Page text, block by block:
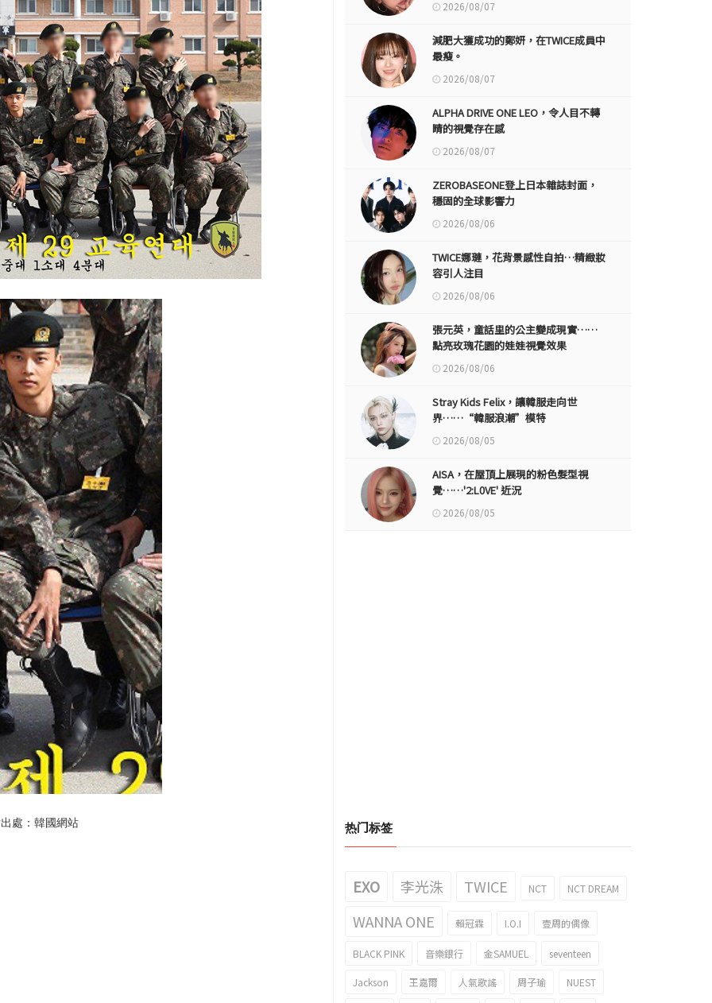
處：韓國網站
2026/08/07
減肥大獲成功的鄭妍，在TWICE成員中
最瘦。
2026/08/07
ALPHA DRIVE ONE LEO，令人目不轉
睛的視覺存在感
2026/08/07
ZEROBASEONE登上日本雜誌封面，
穩固的全球影響力
2026/08/06
TWICE娜璉，花背景感性自拍…精緻妝
容引人注目
2026/08/06
張元英，童話里的公主變成現實……
點亮玫瑰花園的娃娃視覺效果
2026/08/06
Stray Kids Felix，讓韓服走向世
界……“韓服浪潮”模特
2026/08/05
AISA，在屋頂上展現的粉色髮型視
覺……'2:L0VE' 近況
2026/08/05
热门标签
EXO 李光洙 TWICE NCT NCT DREAM
WANNA ONE 賴冠霖 I.O.I 壹周的偶像
BLACK PINK 音樂銀行 金SAMUEL seventeen
Jackson 王嘉爾 人氣歌謠 周子瑜 NUEST